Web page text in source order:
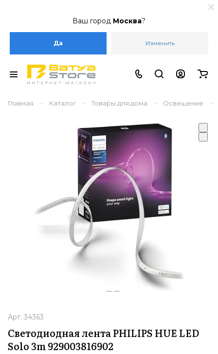
Ваш город Москва?
Да Изменить
Главная – Каталог – Товары для дома – Освещение –
Арт. 34363
Светодиодная лента PHILIPS HUE LED
Solo 3m 929003816902